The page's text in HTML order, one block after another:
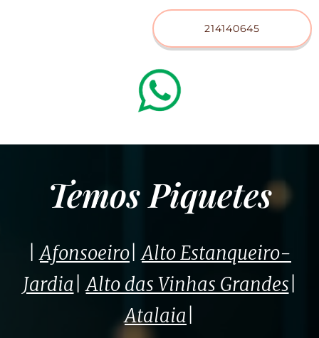
214140645
Temos Piquetes
|Afonsoeiro |Alto Estanqueiro-
Jardia |Alto das Vinhas Grandes
Atalaia